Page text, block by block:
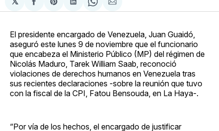
Compartir
en
Share
on
Compartir
en
Share
on
Compartir
via
El presidente encargado de Venezuela, Juan Guaidó,
aseguró este lunes 9 de noviembre que el funcionario
que encabeza el Ministerio Público (MP) del régimen de
Nicolás Maduro, Tarek William Saab, reconoció
violaciones de derechos humanos en Venezuela tras
sus recientes declaraciones -sobre la reunión que tuvo
con la fiscal de la CPI, Fatou Bensouda, en La Haya-.
“Por vía de los hechos, el encargado de justificar